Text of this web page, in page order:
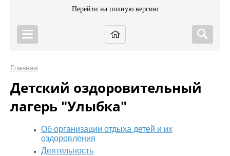
Перейти на полную версию
Главная
Детский оздоровительный
лагерь "Улыбка"
Об организации отдыха детей и их
оздоровления
Деятельность